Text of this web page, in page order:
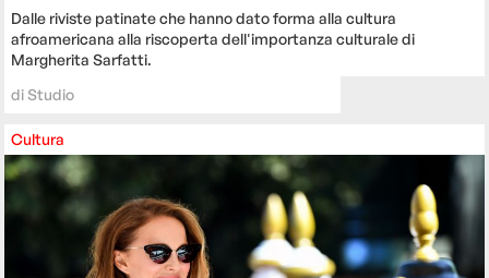
Dalle riviste patinate che hanno dato forma alla cultura
afroamericana alla riscoperta dell'importanza culturale di
Margherita Sarfatti.
diStudio
Cultura